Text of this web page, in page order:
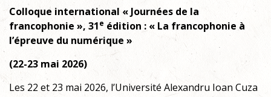
Colloque international « Journées de la
francophonie », 31e édition : « La francophonie à
l’épreuve du numérique »
(22-23 mai 2026)
Les 22 et 23 mai 2026, l’Université Alexandru Ioan Cuza